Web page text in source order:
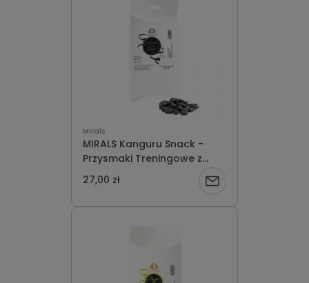
Mirals
MIRALS Kanguru Snack -
Przysmaki Treningowe z
Mięsa Kangura 100g
27,00 zł
Powiadom
o